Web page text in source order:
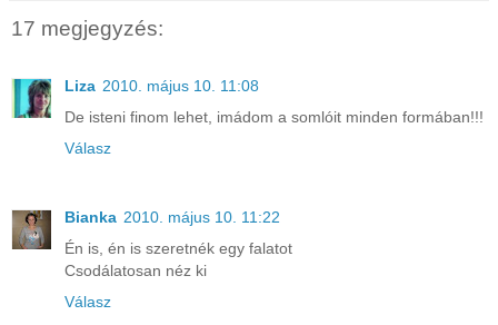
17 megjegyzés:
Liza 2010. május 10. 11:08
De isteni finom lehet, imádom a somlóit minden formában!!!
Válasz
Bianka 2010. május 10. 11:22
Én is, én is szeretnék egy falatot
Csodálatosan néz ki
Válasz